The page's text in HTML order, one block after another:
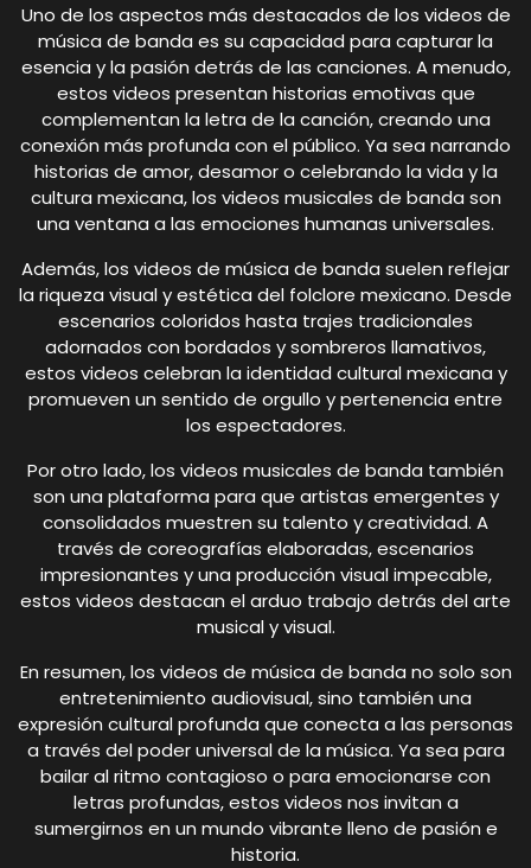
Uno de los aspectos más destacados de los videos de
música de banda es su capacidad para capturar la
esencia y la pasión detrás de las canciones. A menudo,
estos videos presentan historias emotivas que
complementan la letra de la canción, creando una
conexión más profunda con el público. Ya sea narrando
historias de amor, desamor o celebrando la vida y la
cultura mexicana, los videos musicales de banda son
una ventana a las emociones humanas universales.
Además, los videos de música de banda suelen reflejar
la riqueza visual y estética del folclore mexicano. Desde
escenarios coloridos hasta trajes tradicionales
adornados con bordados y sombreros llamativos,
estos videos celebran la identidad cultural mexicana y
promueven un sentido de orgullo y pertenencia entre
los espectadores.
Por otro lado, los videos musicales de banda también
son una plataforma para que artistas emergentes y
consolidados muestren su talento y creatividad. A
través de coreografías elaboradas, escenarios
impresionantes y una producción visual impecable,
estos videos destacan el arduo trabajo detrás del arte
musical y visual.
En resumen, los videos de música de banda no solo son
entretenimiento audiovisual, sino también una
expresión cultural profunda que conecta a las personas
a través del poder universal de la música. Ya sea para
bailar al ritmo contagioso o para emocionarse con
letras profundas, estos videos nos invitan a
sumergirnos en un mundo vibrante lleno de pasión e
historia.